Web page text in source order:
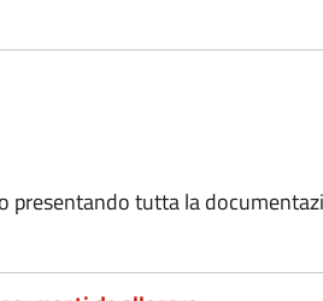
presentando tutta la